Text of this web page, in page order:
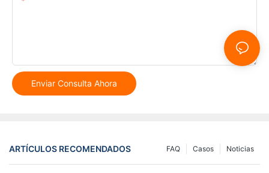
Enviar Consulta Ahora
ARTÍCULOS RECOMENDADOS Noticias
Casos
FAQ